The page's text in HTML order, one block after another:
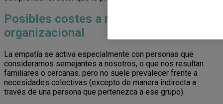
Posibles costes a nivel grupal y
organizacional
La empatía se activa especialmente con personas que
consideramos semejantes a nosotros, o que nos resultan
familiares o cercanas. pero no suele prevalecer frente a
necesidades colectivas (excepto de manera indirecta a
través de una persona que pertenezca a ese grupo).